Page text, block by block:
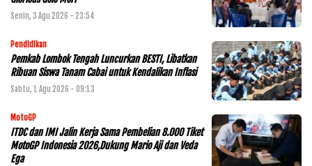
Senin, 3 Agu 2026 - 23:54
Pendidikan
Pemkab Lombok Tengah Luncurkan BESTI, Libatkan
Ribuan Siswa Tanam Cabai untuk Kendalikan Inflasi
Sabtu, 1 Agu 2026 - 09:13
MotoGP
ITDC dan IMI Jalin Kerja Sama Pembelian 8.000 Tiket
MotoGP Indonesia 2026,Dukung Mario Aji dan Veda
Ega